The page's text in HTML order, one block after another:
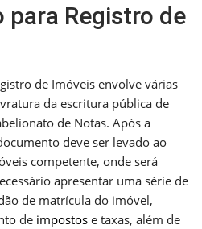
para Registro de
de Imóveis envolve várias
da escritura pública de
de Notas. Após a
deve ser levado ao
competente, onde será
apresentar uma série de
de matrícula do imóvel,
de impostos e taxas, além de